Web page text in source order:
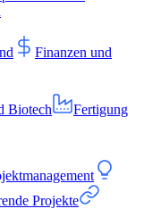
Finanzen und
Biotech
Fertigung
Projekte